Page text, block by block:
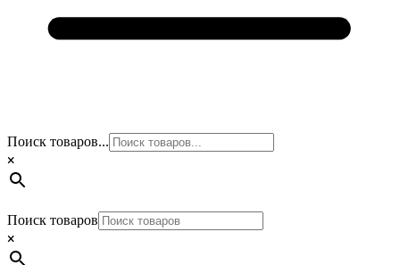
Поиск товаров...
×
Поиск товаров
×